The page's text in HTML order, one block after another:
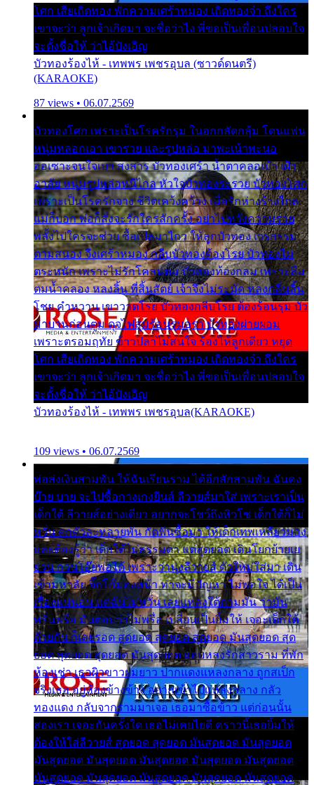
โศก เสียเถิดทอง พักความเศร้าหมอง เถิดทองจ๋า ถึงใคร
เขาจะว่า ลูกเจ้าเกิดมา จะชื่อว่าไง พี่ขอเป็นเพื่อนปลอบใจ
จะตั้งชื่อให้ ว่าไอ้บังเอิญ
บัวทองร้องไห้ - เทพพร เพชรอุบล (ซาวด์ดนตรี)
(KARAOKE)
87 views • 06.07.2569
บัวทองโศก เพราะเป็นโรครักรุม ในอกกลัดกลุ้ม โดนแฟน
หนุ่มหลอกเอา เขารวย และรูปหล่อ มาพะเน้าพะนอ
ออเซาะจนใจเบา สงสาร บัวทองเศร้า น้ำตาคลอเบ้า เฝ้า
อาลัย หนุ่มรูปหล่อหนีไกล หัวใจบัวทองระรวย บัวทองโศก
เพราะเป็นโรครักจาง ชีวิตเคว้งคว้าง เมื่อรักห่างร้างไกล
แม่ก็บอก พ่อก็สั่งจะรักใครสักครั้ง อย่าไปหวังความรวย
พลั้งไปใครจะช่วย ซื้อเปลมาไกว ให้ลูกบัวทอง เวรกรรม
ตามสนอง จึงเศร้าหมอง กลีบบัวทองต้องโรย บัวทองไม่
ตระหนัก เพราะไม่รักโคลนตม บัวทองท้องกลม เพราะลืม
ตมน้ำคลอง หลงลิ้น ที่สิ้นสัตย์ เจ้าจึงไม่ระมัด หลงกลิ่นลิ้น
โชย คำหวาน เขาวาดโรย บัวทองกลีบโรย ต้องร้อนรุม บัว
มาบานก่อนตูม ดุจไฟสุมร้อนรุมอุรา บัวทองผ่ายผอม
เพราะตรอมฤทัย ข้าวปลาไม่สนใจ ร้องไห้ลูกเดียว หยุด
โศก เสียเถิดทอง พักความเศร้าหมอง เถิดทองจ๋า ถึงใคร
เขาจะว่า ลูกเจ้าเกิดมา จะชื่อว่าไง พี่ขอเป็นเพื่อนปลอบใจ
จะตั้งชื่อให้ ว่าไอ้บังเอิญ
บัวทองร้องไห้ - เทพพร เพชรอุบล(KARAOKE)
109 views • 06.07.2569
พ่อส่งเงินสามพัน ให้ฉันเรียนราม ได้อีกสักสามพัน ฉันคง
บ๊าย บาย จะไปซื้อกางเกงยีนส์ ลีวายส์มาใส่ เพราะเราเป็น
เด็กใต้ ลีวายส์อย่างเดียว อยากจะโชว์ถึงหิวโซ เด็กใต้ก็ไม่
หวั่น ตกตัวละหลายพัน กัดฟันซื้อมา ให้เด็กเทพเหลียวมอง
และต้องรู้ว่า เด็กใต้ไม่ธรรมดา แต่สุดยอด เดินโยกย้ายเย
ยวน กวนโอ๊ยพอได้ เพราะว่านุ่งลีวายส์ ตัวใหม่ใส่มา เดิน
เข้ามหาลัย จิ๊กโก๊มองหน้า ท่าจะมีปัญหา ไม่พอใจ ได้เป็น
เรื่องแน่นอน แต่ฉันไม่หวั่น เลยแหลงใต้ถามมัน ว่ามัน
พรั่นพรือ มันตอบว่าไม่พรื่อ เปลี่ยนเป็นยิ้มให้ เจอะเด็กใต้
ด้วยกัน ก็เลยรอด สุดยอด สุดยอด สุดยอด มันสุดยอด สุด
ยอด สุดยอด สุดยอด มันสุดยอด แอบหลงรักสาวราม ที่พัก
ห้องเช่า เธอผิวขาวผมยาว ปากแดงแหลงกลาง ถูกสเป็ก
จริงเธอ อยู่ห้องข้างข้าง อยากเข้าไปแหลงกลาง กลัว
ทองแดง กลับจากรามมาเจอ เธอมาซื้อข้าว แต่ก่อนนั้น
สองเรา เจอะกันครั้งใด เธอไม่เคยไยดี คราวนี้เธอยิ้มให้
ต้องให้ใส่ลีวายส์ สุดยอด สุดยอด มันสุดยอด มันสุดยอด
มันสุดยอด มันสุดยอด มันสุดยอด มันสุดยอด มันสุดยอด
มันสุดยอด มันสุดยอด มันสุดยอด มันสุดยอด มันสุดยอด